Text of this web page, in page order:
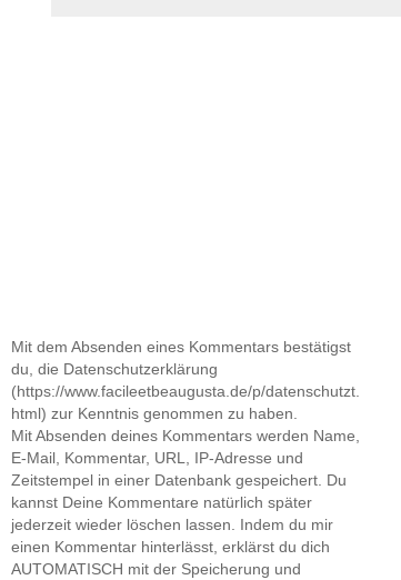
Mit dem Absenden eines Kommentars bestätigst
du, die Datenschutzerklärung
(https://www.facileetbeaugusta.de/p/datenschutzt.
html) zur Kenntnis genommen zu haben.
Mit Absenden deines Kommentars werden Name,
E-Mail, Kommentar, URL, IP-Adresse und
Zeitstempel in einer Datenbank gespeichert. Du
kannst Deine Kommentare natürlich später
jederzeit wieder löschen lassen. Indem du mir
einen Kommentar hinterlässt, erklärst du dich
AUTOMATISCH mit der Speicherung und